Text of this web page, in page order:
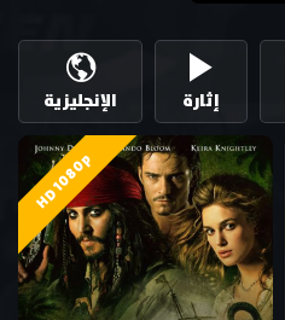
إثارة الإنجليزية
HD 1080p